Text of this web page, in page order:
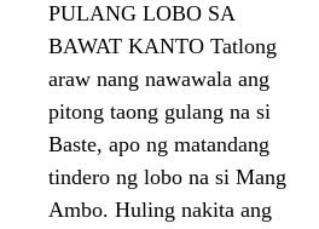
PULANG LOBO SA
BAWAT KANTO Tatlong
araw nang nawawala ang
pitong taong gulang na si
Baste, apo ng matandang
tindero ng lobo na si Mang
Ambo. Huling nakita ang